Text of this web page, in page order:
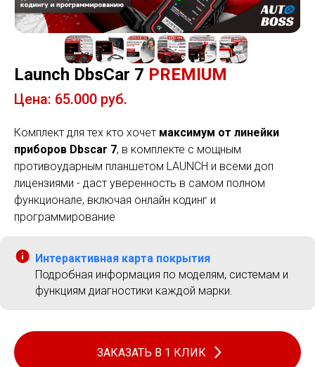
Launch DbsCar 7 PREMIUM
Цена: 65.000 руб.
Комплект для тех кто хочет максимум от линейки
приборов Dbscar 7, в комплекте с мощным
противоударным планшетом LAUNCH и всеми доп
лицензиями - даст уверенность в самом полном
функционале, включая онлайн кодинг и
программирование
Интерактивная карта покрытия
Подробная информация по моделям, системам и
функциям диагностики каждой марки.
ЗАКАЗАТЬ В 1 КЛИК